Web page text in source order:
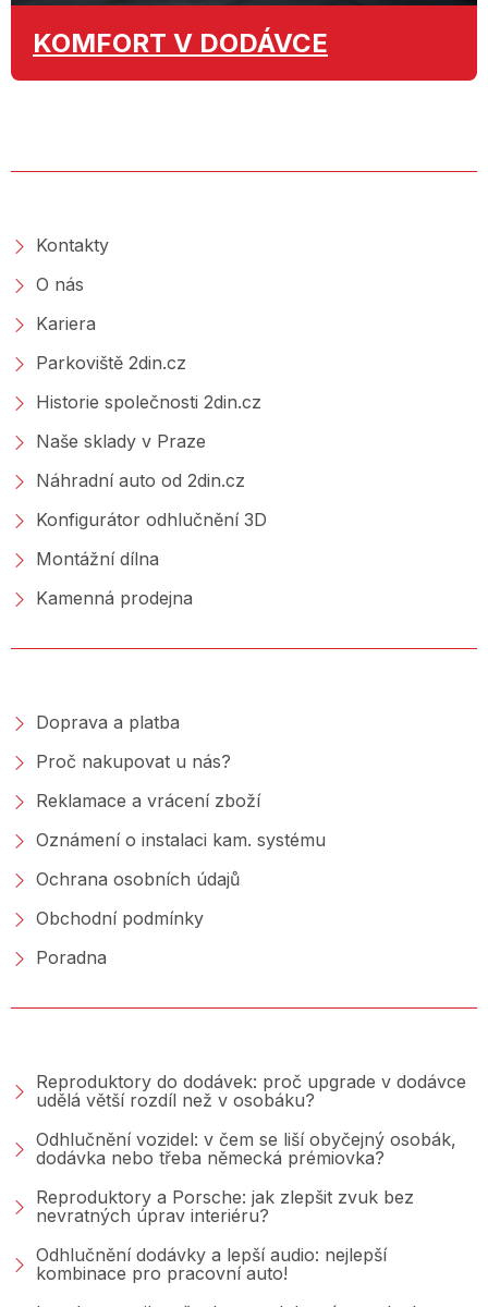
KOMFORT V DODÁVCE
Kontakty
O nás
Kariera
Parkoviště 2din.cz
Historie společnosti 2din.cz
Naše sklady v Praze
Náhradní auto od 2din.cz
Konfigurátor odhlučnění 3D
Montážní dílna
Kamenná prodejna
Doprava a platba
Proč nakupovat u nás?
Reklamace a vrácení zboží
Oznámení o instalaci kam. systému
Ochrana osobních údajů
Obchodní podmínky
Poradna
Reproduktory do dodávek: proč upgrade v dodávce
udělá větší rozdíl než v osobáku?
Odhlučnění vozidel: v čem se liší obyčejný osobák,
dodávka nebo třeba německá prémiovka?
Reproduktory a Porsche: jak zlepšit zvuk bez
nevratných úprav interiéru?
Odhlučnění dodávky a lepší audio: nejlepší
kombinace pro pracovní auto!